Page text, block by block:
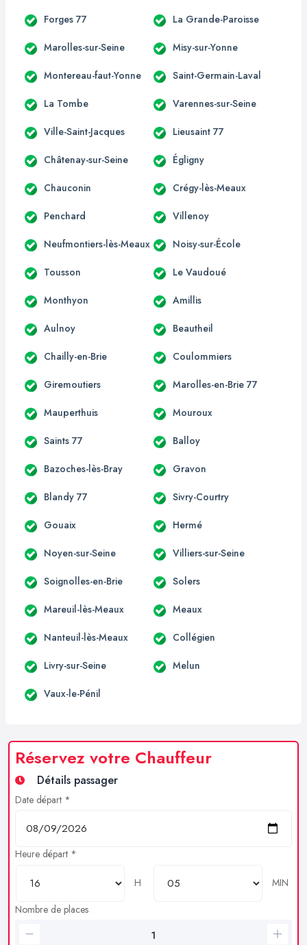
Forges 77 La Grande-Paroisse
Marolles-sur-Seine Misy-sur-Yonne
Montereau-faut-Yonne Saint-Germain-Laval
La Tombe Varennes-sur-Seine
Ville-Saint-Jacques Lieusaint 77
Châtenay-sur-Seine Égligny
Chauconin Crégy-lès-Meaux
Penchard Villenoy
Neufmontiers-lès-Meaux Noisy-sur-École
Tousson Le Vaudoué
Monthyon Amillis
Aulnoy Beautheil
Chailly-en-Brie Coulommiers
Giremoutiers Marolles-en-Brie 77
Mauperthuis Mouroux
Saints 77 Balloy
Bazoches-lès-Bray Gravon
Blandy 77 Sivry-Courtry
Gouaix Hermé
Noyen-sur-Seine Villiers-sur-Seine
Soignolles-en-Brie Solers
Mareuil-lès-Meaux Meaux
Nanteuil-lès-Meaux Collégien
Livry-sur-Seine Melun
Vaux-le-Pénil
Réservez votre Chauffeur
Détails passager
Date départ *
Heure départ *
H
MIN
Nombre de places